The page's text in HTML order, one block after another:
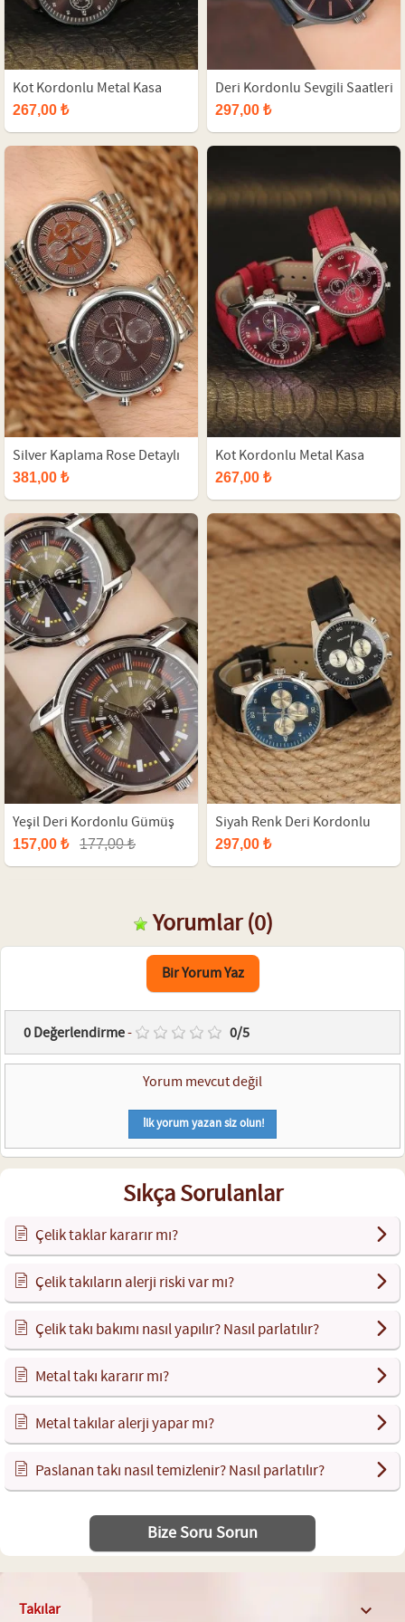
Kot Kordonlu Metal Kasa
Sevgili Saatleri
267,00 ₺
Silver Kaplama Rose Detaylı
Metal Kordonlu Sevgili
381,00 ₺
Yeşil Deri Kordonlu Gümüş
Renk Metal Kasa Sevgili Saat
157,00 ₺ 177,00 ₺
Deri Kordonlu Sevgili Saatleri
297,00 ₺
Kot Kordonlu Metal Kasa
Sevgili Saatleri
267,00 ₺
Siyah Renk Deri Kordonlu
Silver Renk Metal Kasa Sevgili
297,00 ₺
Yorumlar(0)
Bir Yorum Yaz
0Değerlendirme- 0/5
Yorum mevcut değil
İlk yorum yazan siz olun!
Sıkça Sorulanlar
Çelik taklar kararır mı?
Çelik takıların alerji riski var mı?
Çelik takı bakımı nasıl yapılır? Nasıl parlatılır?
Metal takı kararır mı?
Metal takılar alerji yapar mı?
Paslanan takı nasıl temizlenir? Nasıl parlatılır?
Bize Soru Sorun
Takılar 